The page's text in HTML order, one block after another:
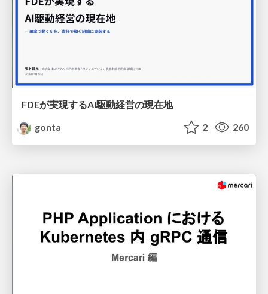
FDEが実現するAI駆動経営の現在地
gonta
2 260